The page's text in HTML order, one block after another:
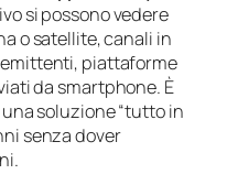
si possono vedere
o satellite, canali in
piattaforme
da smartphone. È
soluzione “tutto in
senza dover